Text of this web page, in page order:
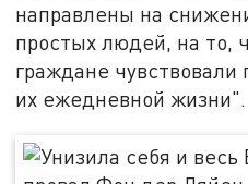
направлены на
простых людей, на то,
граждане
их ежедневной жизни".